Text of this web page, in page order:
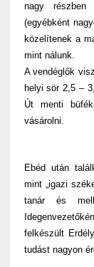
nagy részben
(egyébként
közelítenek a
mint nálunk.
A vendéglők
helyi sör 2,5 –
Út menti
vásárolni.
Ebéd után
mint „igazi
tanár és
felkészült
tudást nagyon